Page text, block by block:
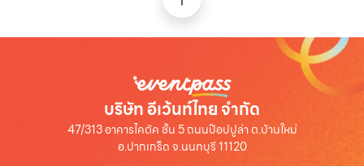
บริษัท อีเว้นท์ไทย จำกัด
47/313 อาคารไคตัค ชั้น 5 ถนนป๊อปปูล่า ต.บ้านใหม่
อ.ปากเกร็ด จ.นนทบุรี 11120